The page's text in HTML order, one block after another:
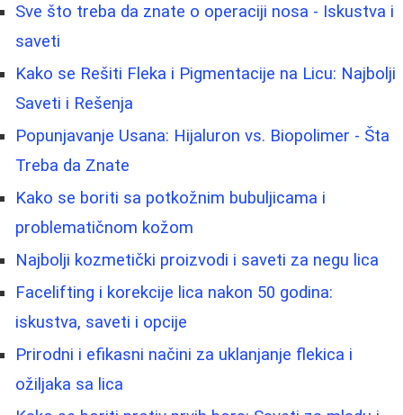
Sve što treba da znate o operaciji nosa - Iskustva i
saveti
Kako se Rešiti Fleka i Pigmentacije na Licu: Najbolji
Saveti i Rešenja
Popunjavanje Usana: Hijaluron vs. Biopolimer - Šta
Treba da Znate
Kako se boriti sa potkožnim bubuljicama i
problematičnom kožom
Najbolji kozmetički proizvodi i saveti za negu lica
Facelifting i korekcije lica nakon 50 godina:
iskustva, saveti i opcije
Prirodni i efikasni načini za uklanjanje flekica i
ožiljaka sa lica